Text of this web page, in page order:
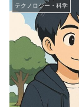
テクノロジー・科学